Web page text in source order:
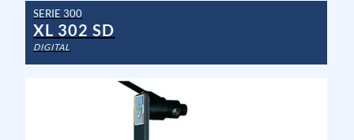
SERIE 300
XL 302 SD
DIGITAL